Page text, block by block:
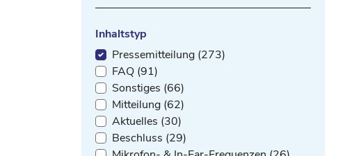
Inhaltstyp
Pressemitteilung (273)
FAQ (91)
Sonstiges (66)
Mitteilung (62)
Aktuelles (30)
Beschluss (29)